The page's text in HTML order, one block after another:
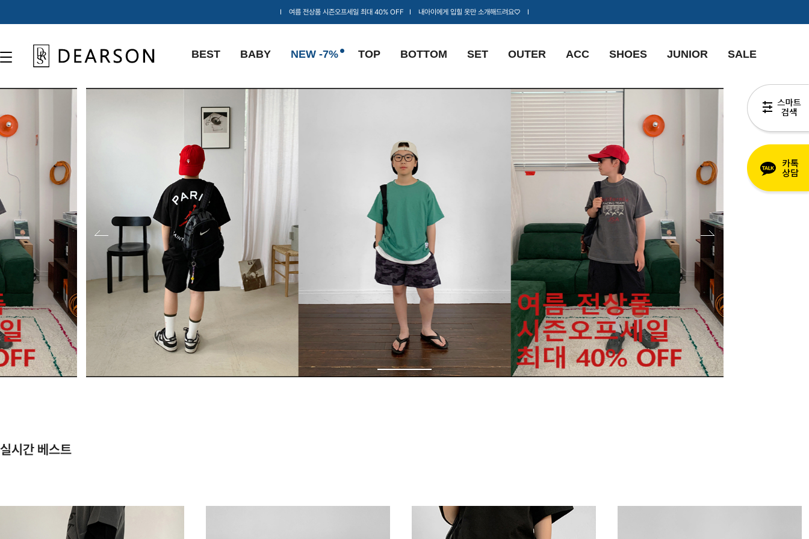
Ι 여름 전상품 시즌오프세일 최대 40% OFF Ι 내아이에게 입힐 옷만 소개해드려요♡ Ι
BEST BABY NEW -7% TOP BOTTOM SET OUTER ACC SHOES JUNIOR SALE
실시간 베스트